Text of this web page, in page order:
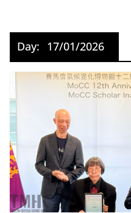
Day: 17/01/2026